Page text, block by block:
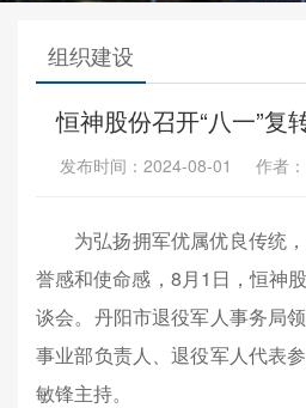
组织建设
恒神股份召开“八一”复
发布时间：2024-08-01 作者
为弘扬拥军优属优良传统
誉感和使命感，8月1日，恒神
谈会。丹阳市退役军人事务局
事业部负责人、退役军人代表
敏锋主持。